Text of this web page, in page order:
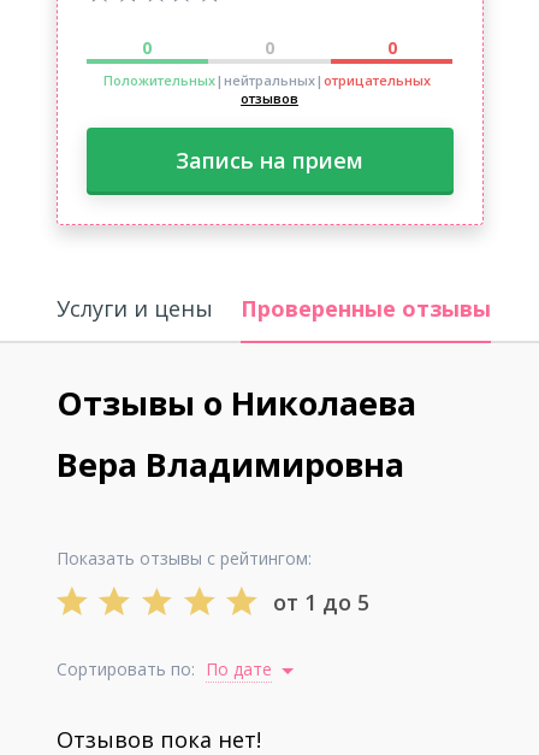
0 0 0
Положительных|нейтральных| отрицательных
отзывов
Запись на прием
Услуги и цены Проверенные отзывы
Отзывы о Николаева
Вера Владимировна
Показать отзывы с рейтингом:
от 1 до 5
Сортировать по: По дате
Отзывов пока нет!